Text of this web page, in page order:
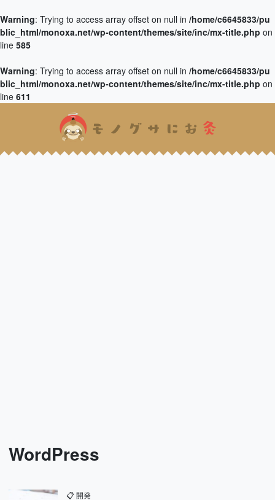
Warning: Trying to access array offset on null in /home/c6645833/pu
blic_html/monoxa.net/wp-content/themes/site/inc/mx-title.php on
line 585
Warning: Trying to access array offset on null in /home/c6645833/pu
blic_html/monoxa.net/wp-content/themes/site/inc/mx-title.php on
line 611
WordPress
📋 開発